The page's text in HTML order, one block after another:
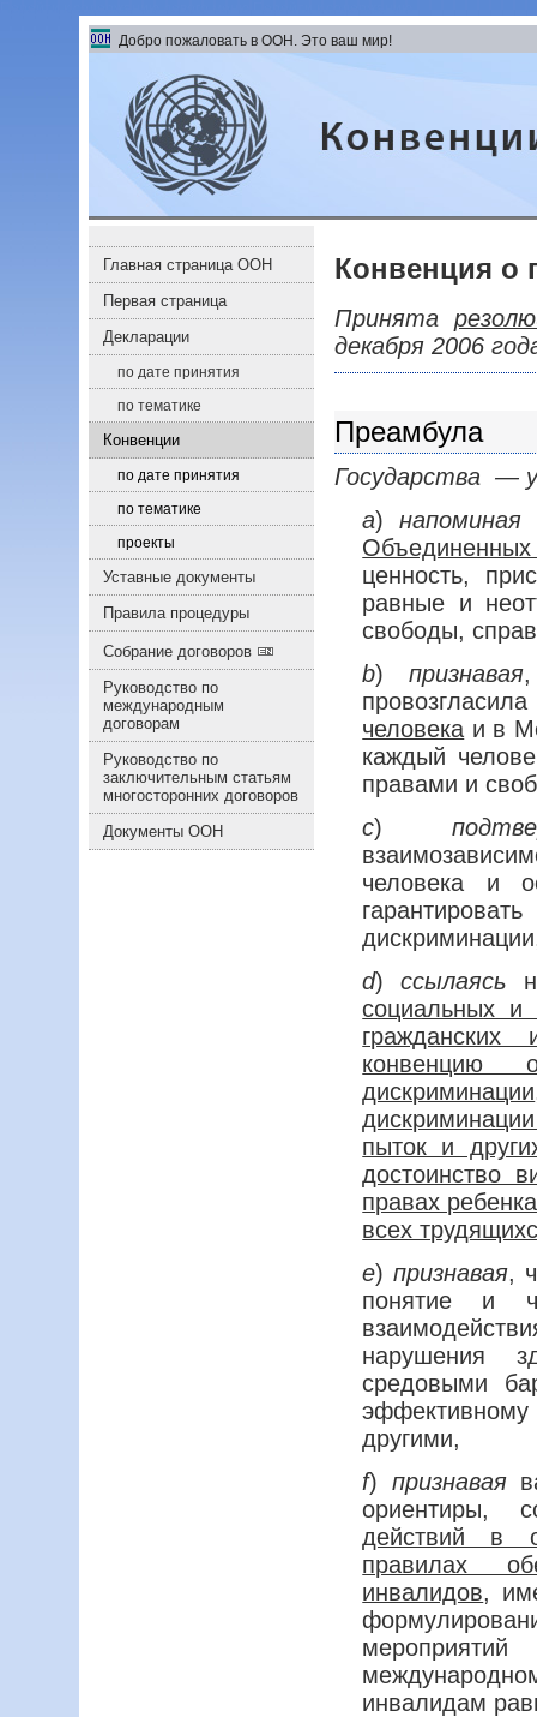
Добро пожаловать в ООН. Это ваш мир!
Конвенции и соглашения
Главная страница ООН
Первая страница
Декларации
по дате принятия
по тематике
Конвенции
по дате принятия
по тематике
проекты
Уставные документы
Правила процедуры
Собрание договоров
Руководство по
международным
договорам
Руководство по
заключительным статьям
многосторонних договоров
Документы ООН
Конвенция о
Принята
декабря 2006
Преамбула
Государства —
a)напоминая
ценность,
равные и
свободы,
b) признавая,
человека и в
каждый
правами и
c)
человека и
d) ссылаясь
социальных и
гражданских
конвенцию
дискриминации
пыток и
достоинство
правах ребенка
всех
e) признавая,
понятие и
нарушения
средовыми
другими,
f) признавая
ориентиры,
действий в
правилах
инвалидов,
инвалидам